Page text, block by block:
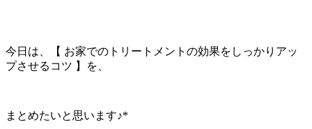
今日は、【 お家でのトリートメントの効果をしっかりアッ
プさせるコツ 】を、
まとめたいと思います♪*